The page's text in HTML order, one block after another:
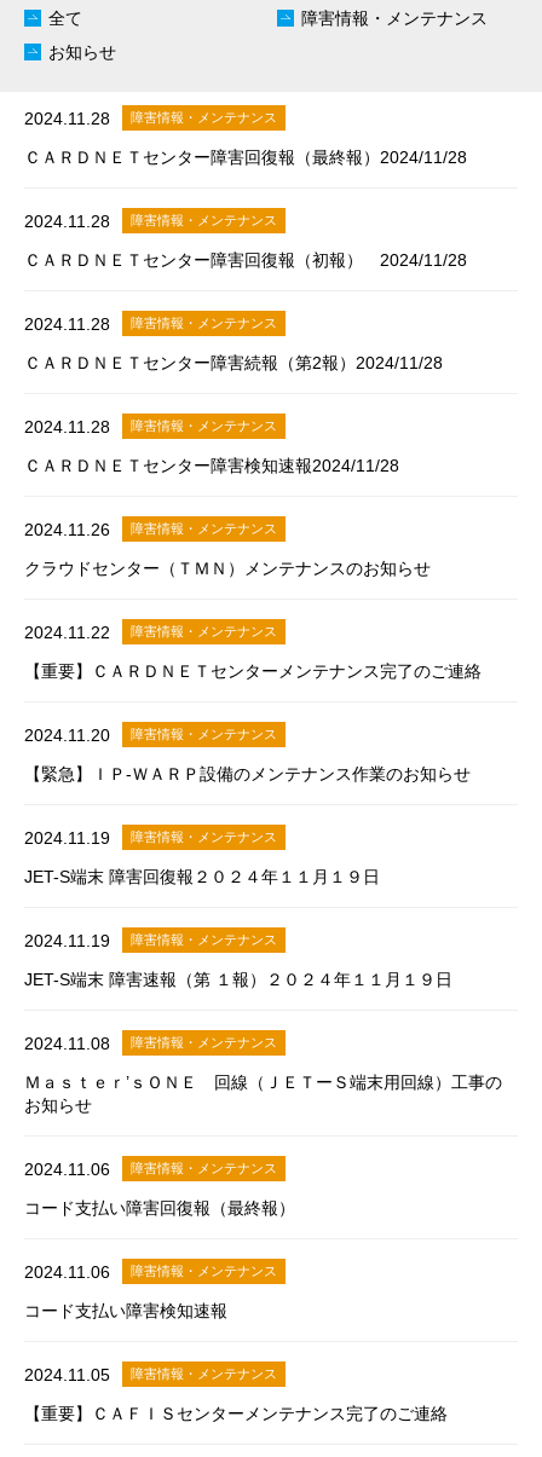
全て
障害情報・メンテナンス
お知らせ
2024.11.28 障害情報・メンテナンス
ＣＡＲＤＮＥＴセンター障害回復報（最終報）2024/11/28
2024.11.28 障害情報・メンテナンス
ＣＡＲＤＮＥＴセンター障害回復報（初報） 2024/11/28
2024.11.28 障害情報・メンテナンス
ＣＡＲＤＮＥＴセンター障害続報（第2報）2024/11/28
2024.11.28 障害情報・メンテナンス
ＣＡＲＤＮＥＴセンター障害検知速報2024/11/28
2024.11.26 障害情報・メンテナンス
クラウドセンター（ＴＭＮ）メンテナンスのお知らせ
2024.11.22 障害情報・メンテナンス
【重要】ＣＡＲＤＮＥＴセンターメンテナンス完了のご連絡
2024.11.20 障害情報・メンテナンス
【緊急】ＩＰ-ＷＡＲＰ設備のメンテナンス作業のお知らせ
2024.11.19 障害情報・メンテナンス
JET-S端末 障害回復報２０２４年１１月１９日
2024.11.19 障害情報・メンテナンス
JET-S端末 障害速報（第 １報）２０２４年１１月１９日
2024.11.08 障害情報・メンテナンス
Ｍａｓｔｅｒ’ｓＯＮＥ 回線（ＪＥＴーＳ端末用回線）工事の
お知らせ
2024.11.06 障害情報・メンテナンス
コード支払い障害回復報（最終報）
2024.11.06 障害情報・メンテナンス
コード支払い障害検知速報
2024.11.05 障害情報・メンテナンス
【重要】ＣＡＦＩＳセンターメンテナンス完了のご連絡